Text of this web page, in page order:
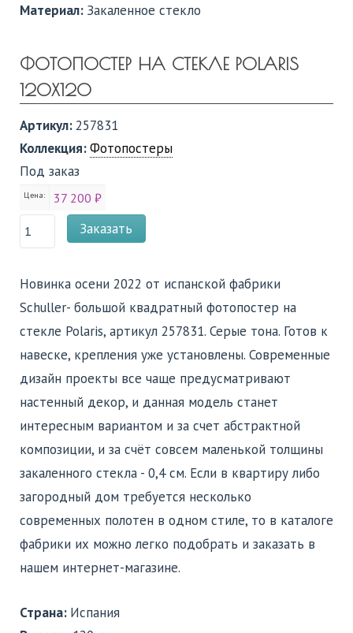
Материал: Закаленное стекло
ФОТОПОСТЕР НА СТЕКЛЕ POLARIS
120Х120
Артикул:257831
Коллекция:Фотопостеры
Под заказ
Цена: 37 200 ₽
Заказать
Новинка осени 2022 от испанской фабрики
Schuller- большой квадратный фотопостер на
стекле Polaris, артикул 257831. Серые тона. Готов к
навеске, крепления уже установлены. Современные
дизайн проекты все чаще предусматривают
настенный декор, и данная модель станет
интересным вариантом и за счет абстрактной
композиции, и за счёт совсем маленькой толщины
закаленного стекла - 0,4 см. Если в квартиру либо
загородный дом требуется несколько
современных полотен в одном стиле, то в каталоге
фабрики их можно легко подобрать и заказать в
нашем интернет-магазине.
Страна: Испания